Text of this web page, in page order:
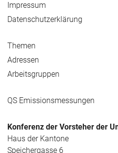
Impressum
Datenschutzerklärung
Themen
Adressen
Arbeitsgruppen
QS Emissionsmessungen
Konferenz der Vorsteher der
Haus der Kantone
Speichergasse 6